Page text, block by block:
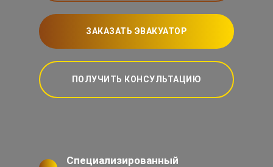
ЗАКАЗАТЬ ЭВАКУАТОР
ПОЛУЧИТЬ КОНСУЛЬТАЦИЮ
Специализированный